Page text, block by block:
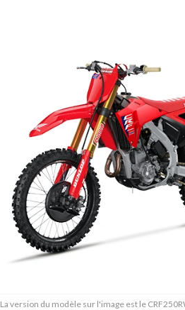
La version du modèle sur l'image est le